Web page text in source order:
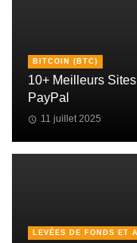
BITCOIN (BTC)
10+ Meilleurs
PayPal
11 juillet 2025
LEVÉES DE FONDS ET